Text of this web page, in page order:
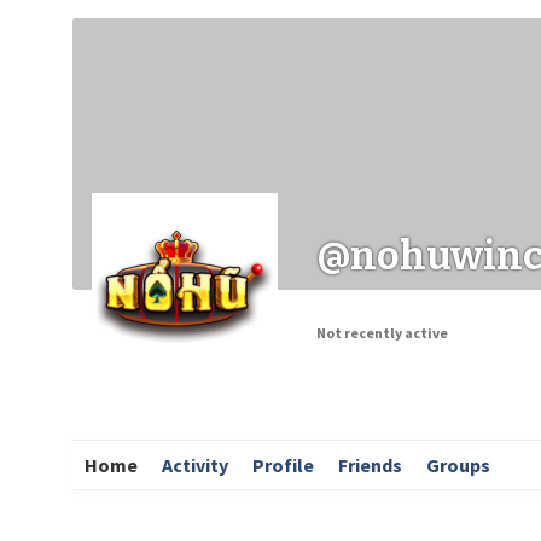
Заходи
Not recently active
Home Activity Profile Friends Groups